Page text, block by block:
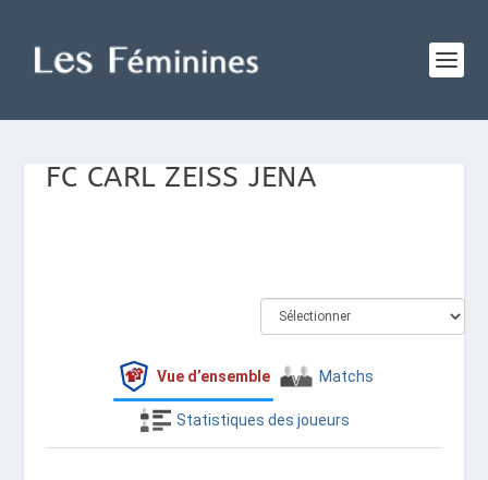
FC CARL ZEISS JENA
Vue d’ensemble Matchs
Statistiques des joueurs